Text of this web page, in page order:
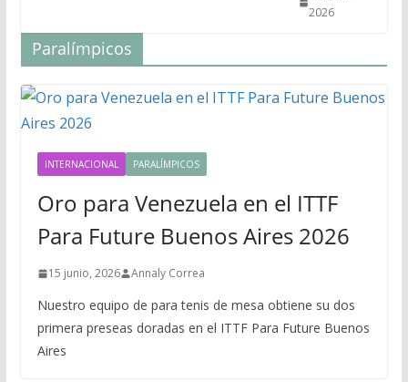
2026
Paralímpicos
INTERNACIONAL PARALÍMPICOS
Oro para Venezuela en el ITTF
Para Future Buenos Aires 2026
15 junio, 2026 Annaly Correa
Nuestro equipo de para tenis de mesa obtiene su dos
primera preseas doradas en el ITTF Para Future Buenos
Aires